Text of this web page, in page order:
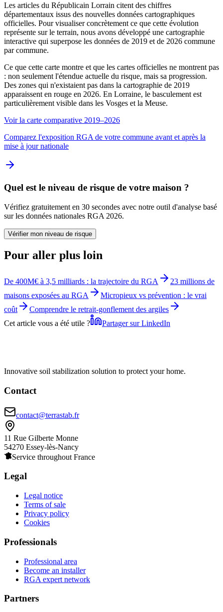
Les articles du Républicain Lorrain citent des chiffres
départementaux issus des nouvelles données cartographiques
officielles. Pour visualiser concrètement ce que cette évolution
représente sur le terrain, nous avons développé une cartographie
interactive qui superpose les données de 2019 et de 2026 commune
par commune.
Ce que cette carte montre et que les cartes officielles ne montrent pas
: non seulement l'étendue actuelle du risque, mais sa progression.
Des zones qui n'existaient pas dans la cartographie de 2019
apparaissent en rouge en 2026. En Lorraine, le basculement est
particulièrement visible dans les Vosges et la Meuse.
Voir la carte comparative 2019–2026
Comparez l'exposition RGA de votre commune avant et après la
mise à jour nationale
Quel est le niveau de risque de votre maison ?
Vérifiez gratuitement en 30 secondes avec notre outil d'analyse basé
sur les données nationales RGA 2026.
Vérifier mon niveau de risque
Pour aller plus loin
De 400M€ à 3,5 milliards : la trajectoire du RGA
23 millions de
maisons exposées au RGA
Micropieux vs prévention : le vrai
coût
Comprendre le retrait-gonflement des argiles
Cet article vous a été utile ?
Partager sur LinkedIn
Innovative soil stabilization solution to protect your home.
Contact
contact@terrastab.fr
11 Rue Gilberte Monne
54270 Essey-lès-Nancy
Service throughout France
Legal
Legal notice
Terms of sale
Privacy policy
Cookies
Professionals
Professional area
Become an installer
RGA expert network
Partners